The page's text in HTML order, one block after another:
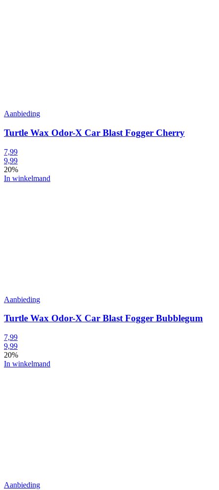
Aanbieding
Turtle Wax Odor-X Car Blast Fogger Cherry
7,99
9,99
20%
In winkelmand
Aanbieding
Turtle Wax Odor-X Car Blast Fogger Bubblegum
7,99
9,99
20%
In winkelmand
Aanbieding